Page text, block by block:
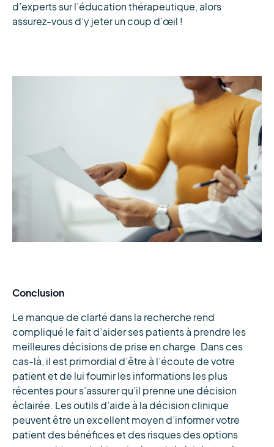
d’experts sur l’éducation thérapeutique, alors
assurez-vous d’y jeter un coup d’œil !
Conclusion
Le manque de clarté dans la recherche rend
compliqué le fait d’aider ses patients à prendre les
meilleures décisions de prise en charge. Dans ces
cas-là, il est primordial d’être à l’écoute de votre
patient et de lui fournir les informations les plus
récentes pour s’assurer qu’il prenne une décision
éclairée. Les outils d’aide à la décision clinique
peuvent être un excellent moyen d’informer votre
patient des bénéfices et des risques des options